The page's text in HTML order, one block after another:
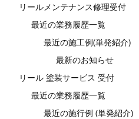
リールメンテナンス修理受付
最近の業務履歴一覧
最近の施工例(単発紹介)
最新のお知らせ
リール 塗装サービス 受付
最近の業務履歴一覧
最近の施行例 (単発紹介)